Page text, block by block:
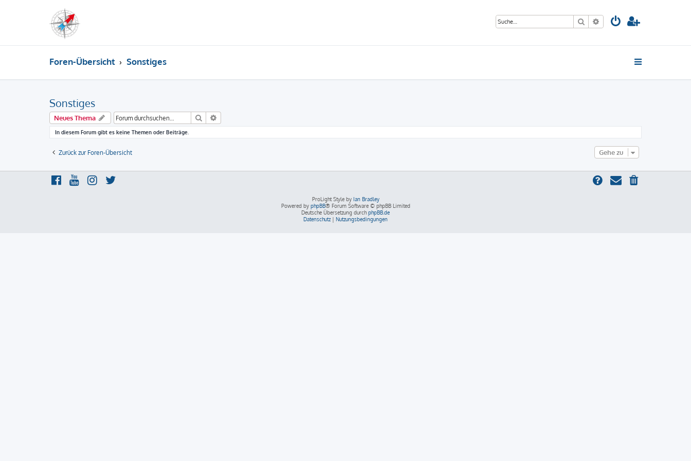
Suche Erweiterte Suche
Foren-Übersicht Sonstiges
Sonstiges
Neues Thema Suche
In diesem Forum gibt es keine Themen oder Beiträge.
Zurück zur Foren-Übersicht Gehe zu
ProLight Style by Ian Bradley
Powered by phpBB® Forum Software © phpBB Limited
Deutsche Übersetzung durch phpBB.de
Datenschutz | Nutzungsbedingungen